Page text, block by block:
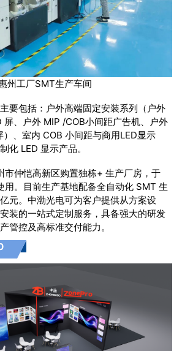
州工厂SMT生产车间
要包括：户外高端固定安装系列（户外
屏、户外 MIP /COB小间距广告机、户外
、室内 COB 小间距与商用LED显示
化 LED 显示产品。
市仲恺高新区购置独栋+ 生产厂房，于
用。目前生产基地配备全自动化 SMT 生
元。中渤光电可为客户提供从方案设
装的一站式定制服务，具备强大的研发
管控及高标准交付能力。